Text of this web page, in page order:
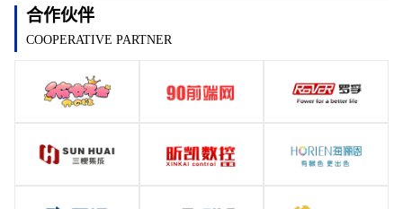
合作伙伴
COOPERATIVE PARTNER